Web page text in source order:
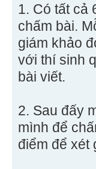
1. Có tất cả
chấm bài.
giám khảo
với thí sinh
bài viết.
2. Sau đấy
mình để
điểm để xét